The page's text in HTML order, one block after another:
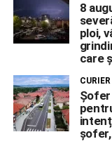
8
ploi,
care
Șofer